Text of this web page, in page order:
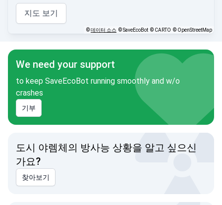
지도 보기
©데이터 소스 © SaveEcoBot © CARTO © OpenStreetMap
We need your support
to keep SaveEcoBot running smoothly and w/o
crashes
기부
도시 야렘체의 방사능 상황을 알고 싶으신
가요?
찾아보기